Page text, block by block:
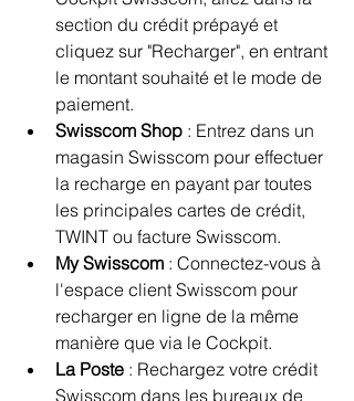
section du crédit prépayé et
cliquez sur "Recharger", en entrant
le montant souhaité et le mode de
paiement.
Swisscom Shop : Entrez dans un
magasin Swisscom pour effectuer
la recharge en payant par toutes
les principales cartes de crédit,
TWINT ou facture Swisscom.
My Swisscom : Connectez-vous à
l'espace client Swisscom pour
recharger en ligne de la même
manière que via le Cockpit.
La Poste : Rechargez votre crédit
Swisscom dans les bureaux de